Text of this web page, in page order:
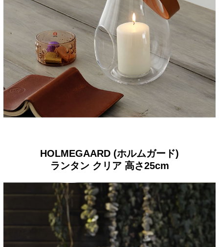
HOLMEGAARD (ホルムガード)
ランタン クリア 高さ25cm